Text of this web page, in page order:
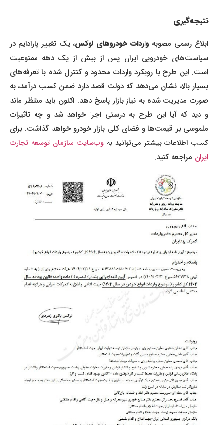
نتیجه‌گیری
ابلاغ رسمی مصوبهواردات خودروهای لوکس، یک تغییر پارادایم در
سیاست‌های خودرویی ایران پس از بیش از یک دهه ممنوعیت
است. این طرح با رویکرد واردات محدود و کنترل شده با تعرفه‌های
بسیار بالا، نشان می‌دهد که دولت قصد دارد ضمن کسب درآمد، به
صورت مدیریت شده به نیاز بازار پاسخ دهد. اکنون باید منتظر ماند
و دید که آیا این طرح به درستی اجرا خواهد شد و چه تأثیرات
ملموسی بر قیمت‌ها و فضای کلی بازار خودرو خواهد گذاشت. برای
کسب اطلاعات بیشتر می‌توانید به وب‌سایت سازمان توسعه تجارت
ایرانمراجعه کنید.